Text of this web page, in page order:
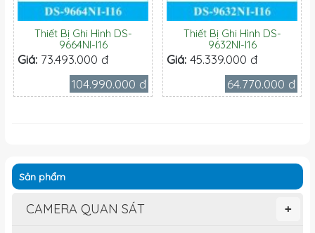
Thiết Bị Ghi Hình DS-
9664NI-I16
Giá: 73.493.000 đ
104.990.000 đ
Thiết Bị Ghi Hình DS-
9632NI-I16
Giá: 45.339.000 đ
64.770.000 đ
Sản phẩm
+
CAMERA QUAN SÁT